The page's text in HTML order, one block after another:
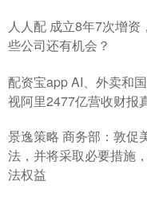
人人配 成立8年7次增资
些公司还有机会？
配资宝app AI、外卖和
视阿里2477亿营收财报
景逸策略 商务部：敦促
法，并将采取必要措施
法权益